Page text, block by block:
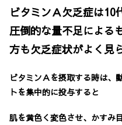
ビタミンＡ欠乏症は10
圧倒的な量不足による
方も欠乏症状がよく見
ビタミンＡを摂取する時は、
トを集中的に投与すると
肌を黄色く変色させ、かすみ